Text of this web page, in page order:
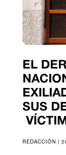
EL
SUS
REDACCIÓN |